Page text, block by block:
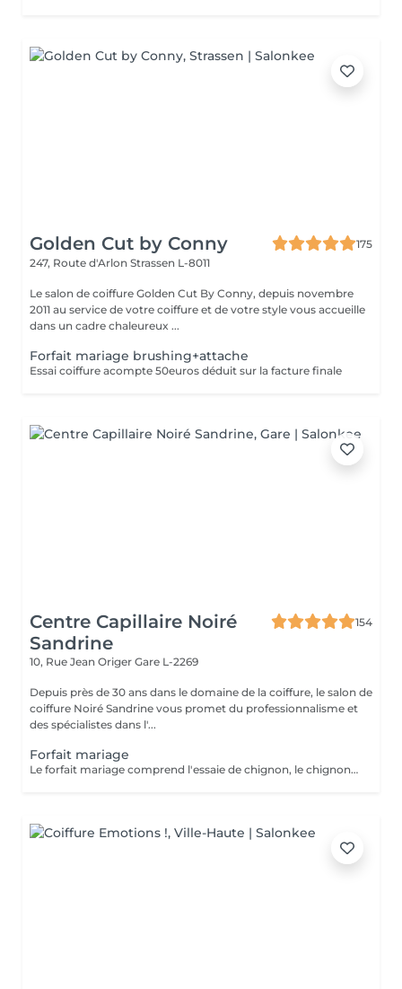
Golden Cut by Conny
175
247, Route d'Arlon Strassen L-8011
Le salon de coiffure Golden Cut By Conny, depuis novembre
2011 au service de votre coiffure et de votre style vous accueille
dans un cadre chaleureux ...
Forfait mariage brushing+attache
Essai coiffure acompte 50euros déduit sur la facture finale
Centre Capillaire Noiré
Sandrine
154
10, Rue Jean Origer Gare L-2269
Depuis près de 30 ans dans le domaine de la coiffure, le salon de
coiffure Noiré Sandrine vous promet du professionnalisme et
des spécialistes dans l'...
Forfait mariage
Le forfait mariage comprend l'essaie de chignon, le chignon, une manucure avec vernis et un maquillage